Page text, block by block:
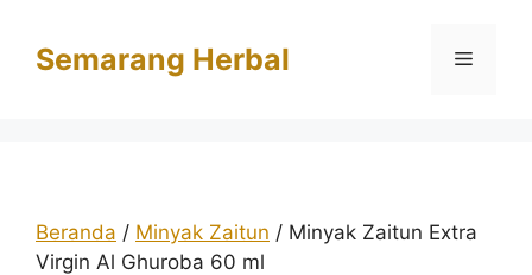
Semarang Herbal Menu
Beranda / Minyak Zaitun / Minyak Zaitun Extra
Virgin Al Ghuroba 60 ml